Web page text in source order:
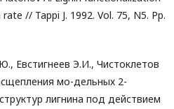
// Tappi J. 1992. Vol. 75, N5. Pp.
Евстигнеев Э.И., Чистоклетов
мо-дельных 2-
лигнина под действием